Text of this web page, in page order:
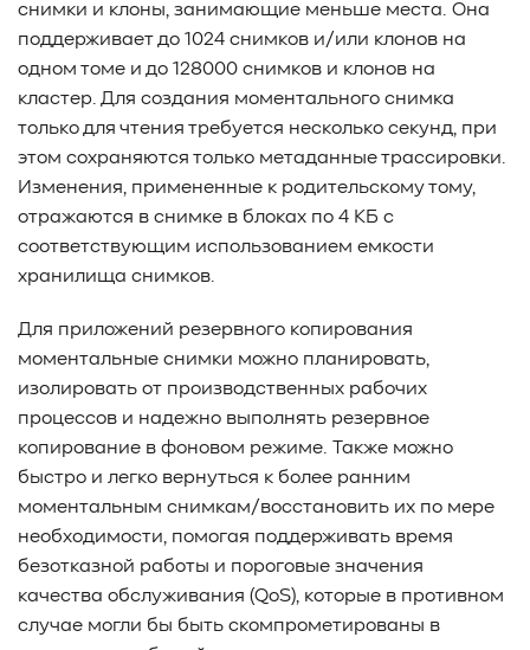
снимки и клоны, занимающие меньше места. Она
поддерживает до 1024 снимков и/или клонов на
одном томе и до 128000 снимков и клонов на
кластер. Для создания моментального снимка
только для чтения требуется несколько секунд, при
этом сохраняются только метаданные трассировки.
Изменения, примененные к родительскому тому,
отражаются в снимке в блоках по 4 КБ с
соответствующим использованием емкости
хранилища снимков.
Для приложений резервного копирования
моментальные снимки можно планировать,
изолировать от производственных рабочих
процессов и надежно выполнять резервное
копирование в фоновом режиме. Также можно
быстро и легко вернуться к более ранним
моментальным снимкам/восстановить их по мере
необходимости, помогая поддерживать время
безотказной работы и пороговые значения
качества обслуживания (QoS), которые в противном
случае могли бы быть скомпрометированы в